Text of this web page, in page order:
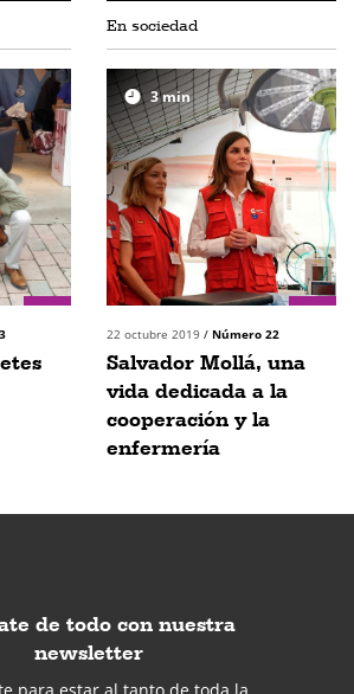
En sociedad
3min
22 octubre 2019 / Número 22
Salvador Mollá, una
vida dedicada a la
cooperación y la
enfermería
de todo con nuestra
newsletter